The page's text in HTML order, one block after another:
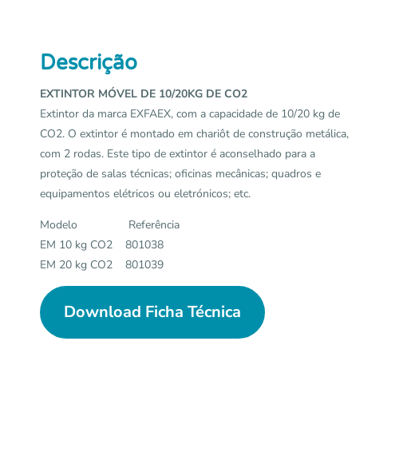
Descrição
EXTINTOR MÓVEL DE 10/20KG DE CO2
Extintor da marca EXFAEX, com a capacidade de 10/20 kg de
CO2. O extintor é montado em chariôt de construção metálica,
com 2 rodas. Este tipo de extintor é aconselhado para a
proteção de salas técnicas; oficinas mecânicas; quadros e
equipamentos elétricos ou eletrónicos; etc.
Modelo Referência
EM 10 kg CO2 801038
EM 20 kg CO2 801039
Download Ficha Técnica